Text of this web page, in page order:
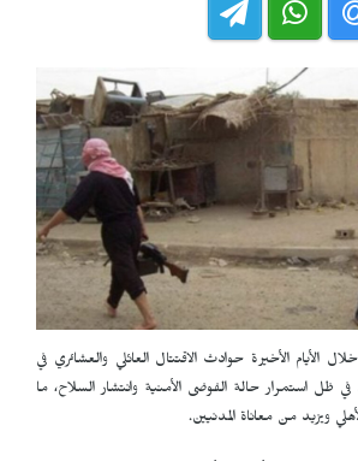
الأيام الأخيرة حوادث الاقتتال العائلي والعشائري في
ظل استمرار حالة الفوضى الأمنية وانتشار السلاح، ما
ويزيد من معاناة المدنيين.